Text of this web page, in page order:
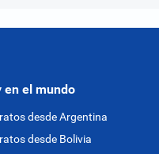
en el mundo
desde Argentina
desde Bolivia